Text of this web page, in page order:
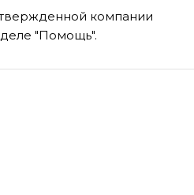
компании
"Помощь".